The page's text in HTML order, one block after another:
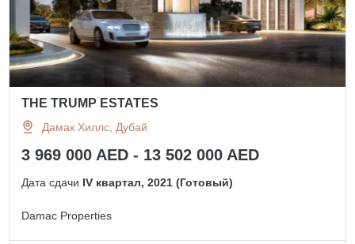
THE TRUMP ESTATES
Дамак Хиллс, Дубай
3 969 000 AED - 13 502 000 AED
Дата сдачи IV квартал, 2021 (Готовый)
Damac Properties